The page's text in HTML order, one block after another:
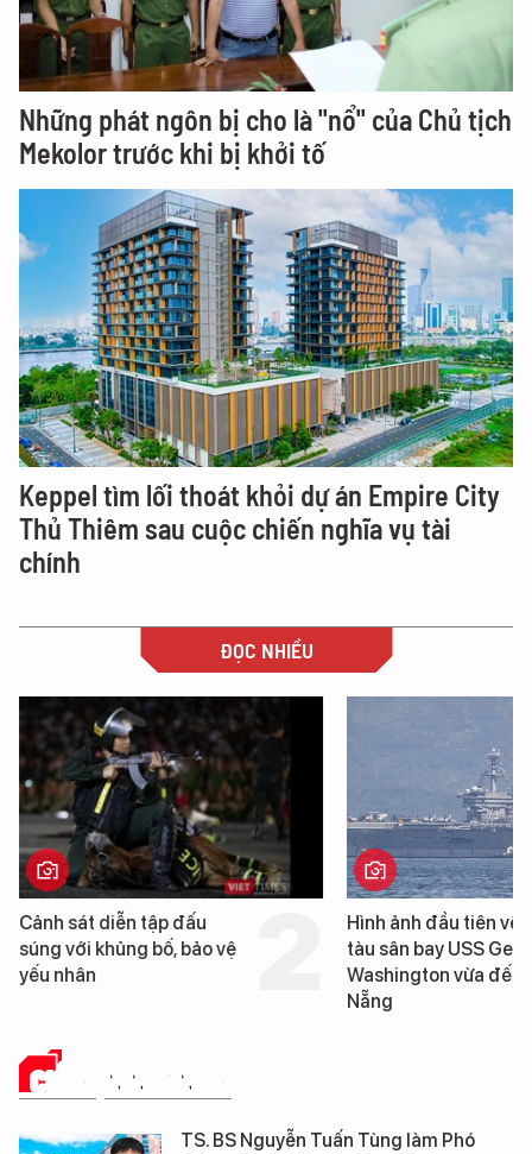
Những phát ngôn bị cho là "nổ" của Chủ tịch
Mekolor trước khi bị khởi tố
Keppel tìm lối thoát khỏi dự án Empire City
Thủ Thiêm sau cuộc chiến nghĩa vụ tài
chính
ĐỌC NHIỀU
sát diễn tập đấu
với khủng bố, bảo vệ
nhân
Hình ảnh đầu tiên về siêu
tàu sân bay USS George
Washington vừa đến Đà
Nẵng
CHUYỆN NGÀNH Y
TS. BS Nguyễn Tuấn Tùng làm Phó